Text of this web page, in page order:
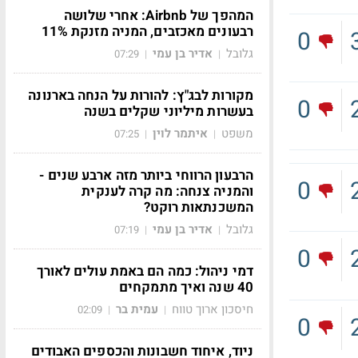
0
0
0
0
0
המהפך של Airbnb: אחרי שלושה
רבעונים מאכזבים, המניה מזנקת 11%
גלובל | אדיר בן עמי |
07:29
מקורות לבג"ץ: להורות על הנחה בארנונה
בעשרות מיליוני שקלים בשנה
משפט | איתמר לוין |
07:25
הרבעון הרווחי ביותר מזה ארבע שנים -
והמניה צנחה: מה קרה לענקית
המשכנתאות רוקט?
גלובל | אדיר בן עמי |
07:19
דמי ניהול: כמה הם באמת עולים לאורך
40 שנה ואיך מתמקחים
חיסכון ארוך טווח | עמית בר |
02:09
ניוד, איחוד חשבונות והכספים האבודים